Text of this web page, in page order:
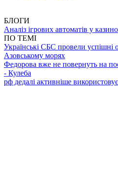
БЛОГИ
Аналіз ігрових автоматів у
ПО ТЕМІ
Українські СБС провели успішні
Азовському морях
Федорова вже не повернуть на
- Кулеба
рф дедалі активніше